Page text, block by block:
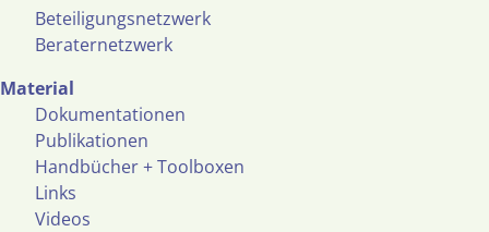
Beteiligungsnetzwerk
Beraternetzwerk
Material
Dokumentationen
Publikationen
Handbücher + Toolboxen
Links
Videos